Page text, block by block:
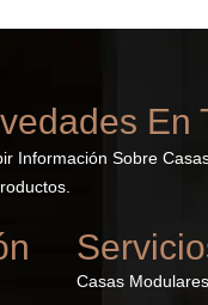
En
Información Sobre
Casas Modulares